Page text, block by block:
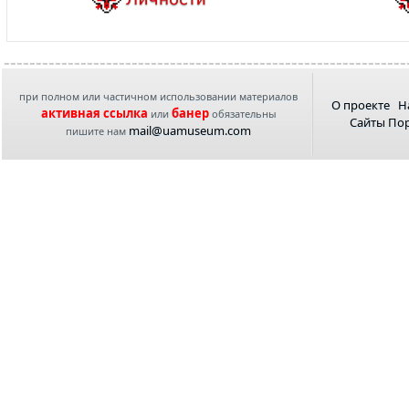
при полном или частичном использовании материалов
активная ссылка или банеробязательны
пишите нам mail@uamuseum.com
О проекте
Сайты